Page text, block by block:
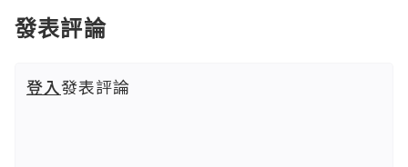
發表評論
登入發表評論